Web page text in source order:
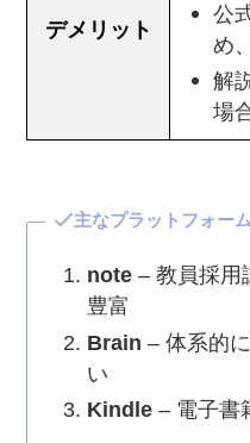
デメリット
公
め
解
場
主なプラットフォーム
note– 教員採用
豊富
Brain – 体系的
い
Kindle– 電子書